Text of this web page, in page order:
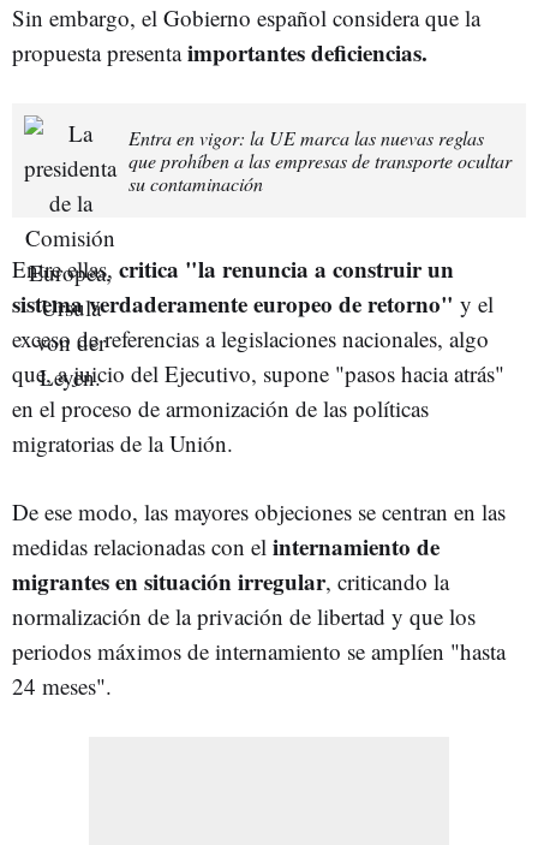
Sin embargo, el Gobierno español considera que la
propuesta presentaimportantes deficiencias.
Entra en vigor: la UE marca las nuevas reglas
que prohíben a las empresas de transporte ocultar
su contaminación
Entre ellas, critica "la renuncia a construir un
sistema verdaderamente europeo de retorno" y el
exceso de referencias a legislaciones nacionales, algo
que, a juicio del Ejecutivo, supone "pasos hacia atrás"
en el proceso de armonización de las políticas
migratorias de la Unión.
De ese modo, las mayores objeciones se centran en las
medidas relacionadas con el internamiento de
migrantes en situación irregular, criticando la
normalización de la privación de libertad y que los
periodos máximos de internamiento se amplíen "hasta
24 meses".